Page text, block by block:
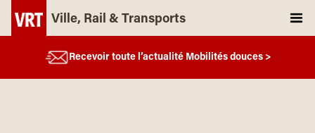
Ville, Rail & Transports
Recevoir toute l’actualité Mobilités douces >